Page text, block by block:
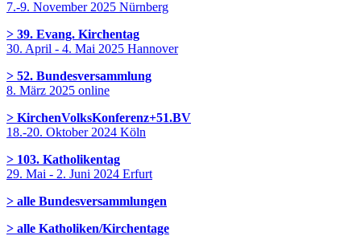
7.-9. November 2025 Nürnberg
> 39. Evang. Kirchentag
30. April - 4. Mai 2025 Hannover
> 52. Bundesversammlung
8. März 2025 online
> KirchenVolksKonferenz+51.BV
18.-20. Oktober 2024 Köln
> 103. Katholikentag
29. Mai - 2. Juni 2024 Erfurt
> alle Bundesversammlungen
> alle Katholiken/Kirchentage